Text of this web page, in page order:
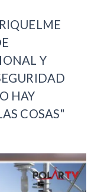
Y
HAY
COSAS"